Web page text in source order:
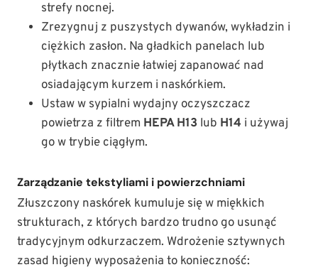
strefy nocnej.
Zrezygnuj z puszystych dywanów, wykładzin i
ciężkich zasłon. Na gładkich panelach lub
płytkach znacznie łatwiej zapanować nad
osiadającym kurzem i naskórkiem.
Ustaw w sypialni wydajny oczyszczacz
powietrza z filtrem HEPA H13 lub H14 i używaj
go w trybie ciągłym.
Zarządzanie tekstyliami i powierzchniami
Złuszczony naskórek kumuluje się w miękkich
strukturach, z których bardzo trudno go usunąć
tradycyjnym odkurzaczem. Wdrożenie sztywnych
zasad higieny wyposażenia to konieczność: